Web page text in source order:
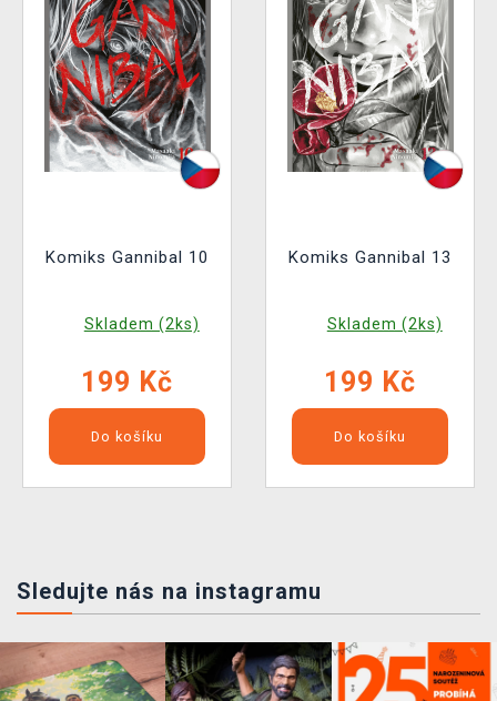
Komiks Gannibal 10
Skladem (2ks)
199 Kč
Do košíku
Komiks Gannibal 13
Skladem (2ks)
199 Kč
Do košíku
Sledujte nás na instagramu